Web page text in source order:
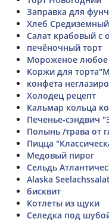
Заправка для
Хлеб Средиземный
Салат крабовый с
печёночный торт
Мороженое любое
Коржи для
конфета
Холодец рецепт
Кальмар кольца
Печенье-сэндвич
Полынь /трава от
Пицца
Медовый пирог
Сельдь
Alaska Seelachssalat
бисквит
Котлеты из щуки
Селедка под